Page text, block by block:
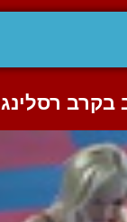
בקרב רסלינג